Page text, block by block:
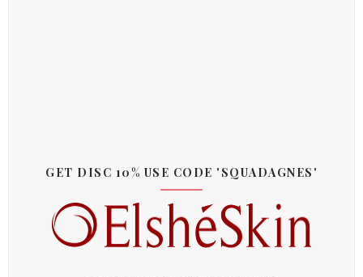
GET DISC 10% USE CODE 'SQUADAGNES'